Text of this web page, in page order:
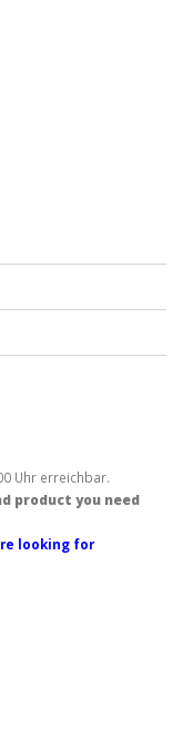
Uhr erreichbar.
product you need
looking for